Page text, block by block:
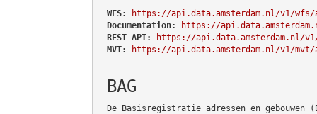
WFS:
https://api.data.amsterdam.nl/v1/wfs/
Documentation:
https://
REST API:
https://api.data.amsterdam.nl/v1/
MVT:
https://api.data.amsterdam.nl/v1/mvt/
BAG
De Basisregistratie adressen en gebouwen